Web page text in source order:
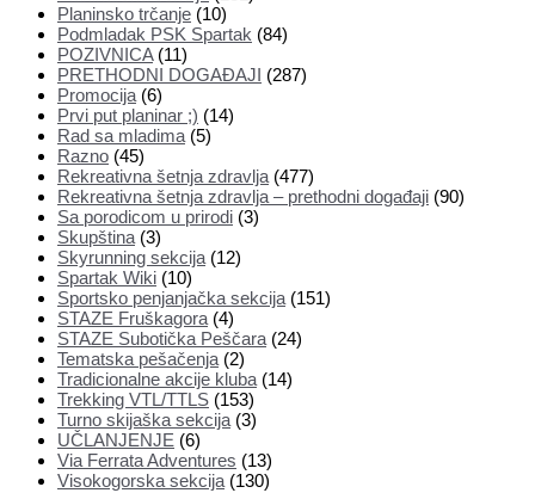
Planinsko trčanje (10)
Podmladak PSK Spartak (84)
POZIVNICA(11)
PRETHODNI DOGAĐAJI (287)
Promocija(6)
Prvi put planinar ;) (14)
Rad sa mladima(5)
Razno (45)
Rekreativna šetnja zdravlja(477)
Rekreativna šetnja zdravlja – prethodni događaji (90)
Sa porodicom u prirodi (3)
Skupština(3)
Skyrunning sekcija(12)
Spartak Wiki (10)
Sportsko penjanjačka sekcija(151)
STAZE Fruškagora(4)
STAZE Subotička Peščara(24)
Tematska pešačenja(2)
Tradicionalne akcije kluba(14)
Trekking VTL/TTLS (153)
Turno skijaška sekcija(3)
UČLANJENJE (6)
Via Ferrata Adventures (13)
Visokogorska sekcija(130)